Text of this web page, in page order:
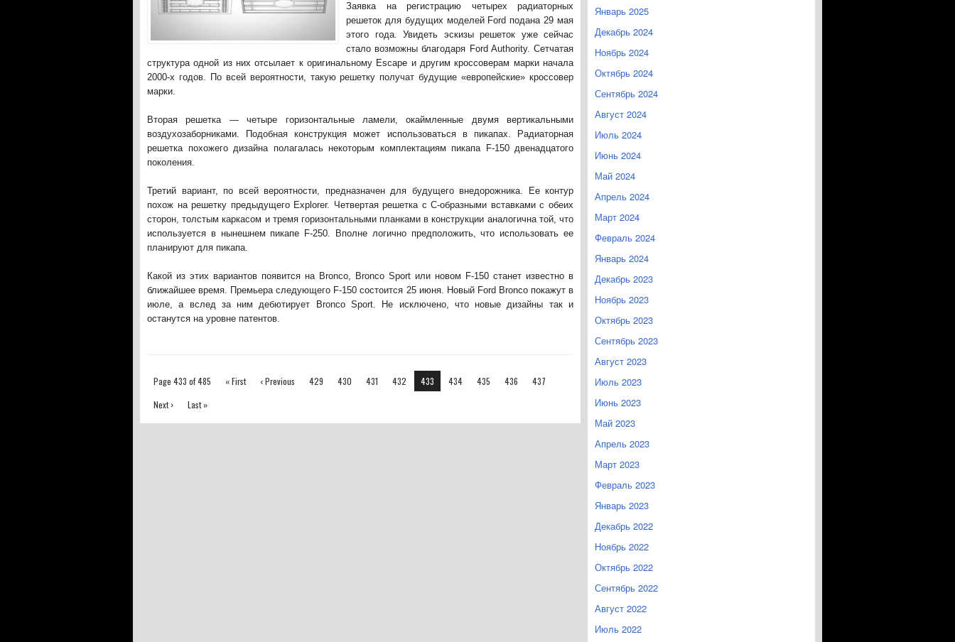
Заявка на регистрацию четырех радиаторных
решеток для будущих моделей Ford подана 29 мая
этого года. Увидеть эскизы решеток уже сейчас
стало возможны благодаря Ford Authority. Сетчатая
структура одной из них отсылает к оригинальному Escape и другим кроссоверам марки начала
2000-х годов. По всей вероятности, такую решетку получат будущие «европейские» кроссовер
марки.
Вторая решетка — четыре горизонтальные ламели, окаймленные двумя вертикальными
воздухозаборниками. Подобная конструкция может использоваться в пикапах. Радиаторная
решетка похожего дизайна полагалась некоторым комплектациям пикапа F-150 двенадцатого
поколения.
Третий вариант, по всей вероятности, предназначен для будущего внедорожника. Ее контур
похож на решетку предыдущего Explorer. Четвертая решетка с С-образными вставками с обеих
сторон, толстым каркасом и тремя горизонтальными планками в конструкции аналогична той, что
используется в нынешнем пикапе F-250. Вполне логично предположить, что использовать ее
планируют для пикапа.
Какой из этих вариантов появится на Bronco, Bronco Sport или новом F-150 станет известно в
ближайшее время. Премьера следующего F-150 состоится 25 июня. Новый Ford Bronco покажут в
июле, а вслед за ним дебютирует Bronco Sport. Не исключено, что новые дизайны так и
останутся на уровне патентов.
Page 433 of 485 « First ‹ Previous 429 430 431 432 433 434 435 436
437
Next ›
Last »
Январь 2025
Декабрь 2024
Ноябрь 2024
Октябрь 2024
Сентябрь 2024
Август 2024
Июль 2024
Июнь 2024
Май 2024
Апрель 2024
Март 2024
Февраль 2024
Январь 2024
Декабрь 2023
Ноябрь 2023
Октябрь 2023
Сентябрь 2023
Август 2023
Июль 2023
Июнь 2023
Май 2023
Апрель 2023
Март 2023
Февраль 2023
Январь 2023
Декабрь 2022
Ноябрь 2022
Октябрь 2022
Сентябрь 2022
Август 2022
Июль 2022